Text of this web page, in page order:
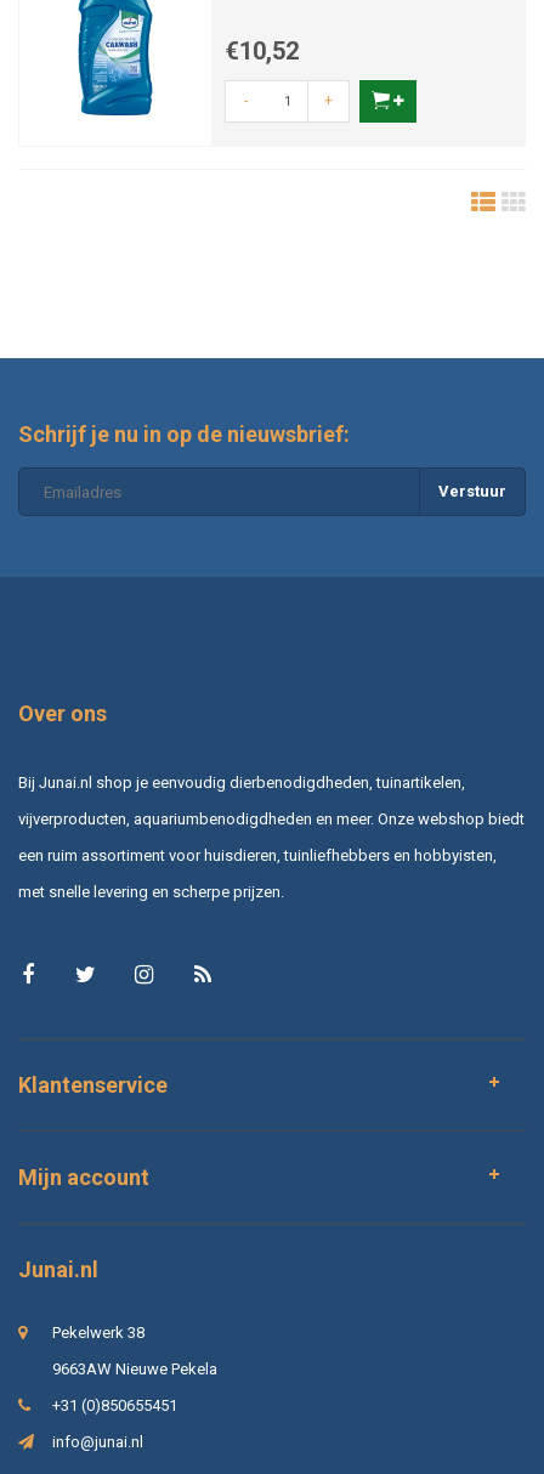
€10,52
- +
Schrijf je nu in op de nieuwsbrief:
Verstuur
Over ons
Bij Junai.nl shop je eenvoudig dierbenodigdheden, tuinartikelen,
vijverproducten, aquariumbenodigdheden en meer. Onze webshop biedt
een ruim assortiment voor huisdieren, tuinliefhebbers en hobbyisten,
met snelle levering en scherpe prijzen.
Klantenservice
Mijn account
Junai.nl
Pekelwerk 38
9663AW Nieuwe Pekela
+31 (0)850655451
info@junai.nl